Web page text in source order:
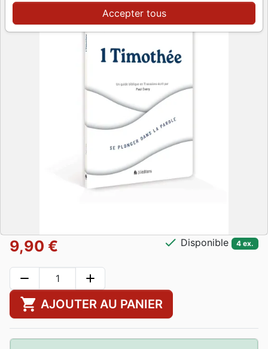
9,90 € check Disponible 4 ex.
remove add
shopping_cart AJOUTER AU PANIER
Accepter tous